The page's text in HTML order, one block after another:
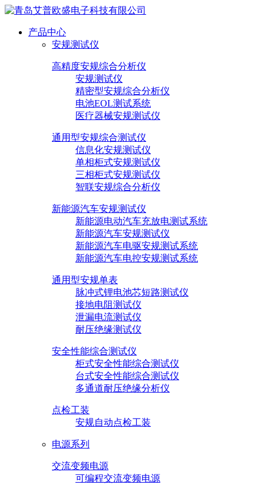
产品中心
安规测试仪
高精度安规综合分析仪
安规测试仪
精密型安规综合分析仪
电池EOL测试系统
医疗器械安规测试仪
通用型安规综合测试仪
信息化安规测试仪
单相柜式安规测试仪
三相柜式安规测试仪
智联安规综合分析仪
新能源汽车安规测试仪
新能源电动汽车充放电测试系统
新能源汽车安规测试仪
新能源汽车电驱安规测试系统
新能源汽车电控安规测试系统
通用型安规单表
脉冲式锂电池芯短路测试仪
接地电阻测试仪
泄漏电流测试仪
耐压绝缘测试仪
安全性能综合测试仪
柜式安全性能综合测试仪
台式安全性能综合测试仪
多通道耐压绝缘分析仪
点检工装
安规自动点检工装
电源系列
交流变频电源
可编程交流变频电源